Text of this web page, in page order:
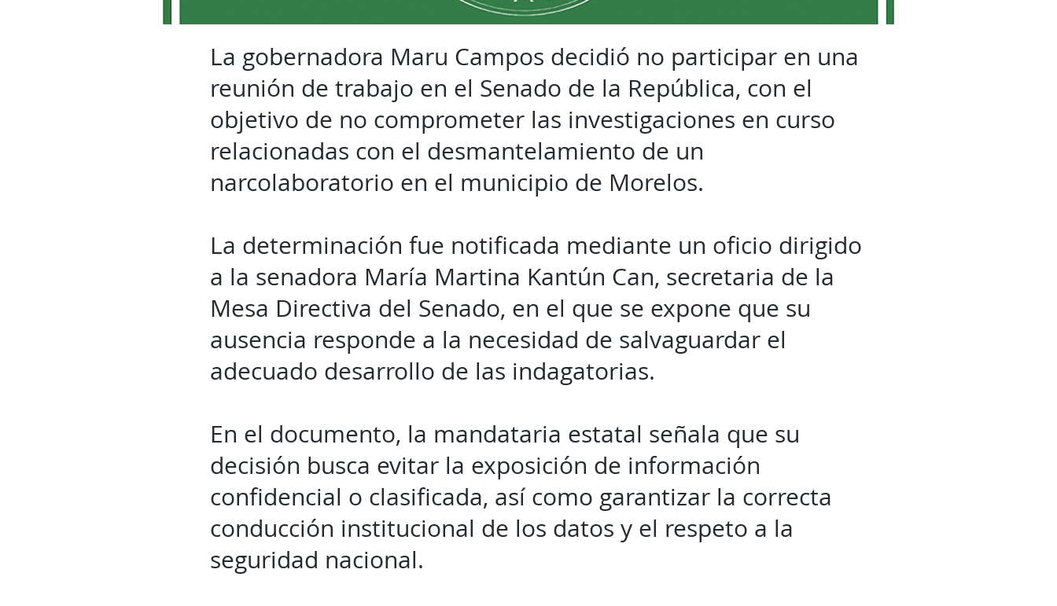
La gobernadora Maru Campos decidió no participar en una
reunión de trabajo en el Senado de la República, con el
objetivo de no comprometer las investigaciones en curso
relacionadas con el desmantelamiento de un
narcolaboratorio en el municipio de Morelos.
La determinación fue notificada mediante un oficio dirigido
a la senadora María Martina Kantún Can, secretaria de la
Mesa Directiva del Senado, en el que se expone que su
ausencia responde a la necesidad de salvaguardar el
adecuado desarrollo de las indagatorias.
En el documento, la mandataria estatal señala que su
decisión busca evitar la exposición de información
confidencial o clasificada, así como garantizar la correcta
conducción institucional de los datos y el respeto a la
seguridad nacional.